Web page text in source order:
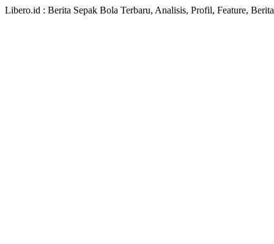
Libero.id : Berita Sepak Bola Terbaru, Analisis, Profil, Feature,